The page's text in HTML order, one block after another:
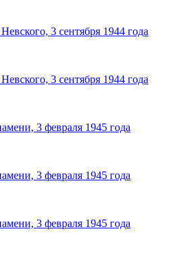
3 сентября 1944 года
3 сентября 1944 года
3 февраля 1945 года
3 февраля 1945 года
3 февраля 1945 года